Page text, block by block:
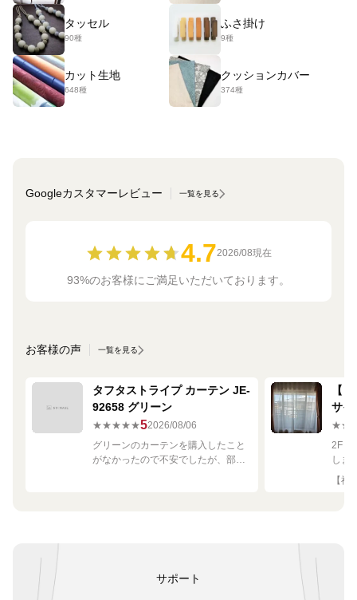
タッセル
90種
ふさ掛け
9種
カット生地
648種
クッションカバー
374種
Googleカスタマーレビュー 一覧を見る
4.72026/08現在
93%のお客様にご満足いただいております。
お客様の声 一覧を見る
タフタストライプ カーテン JE-
92658 グリーン
★★★★★52026/08/06
グリーンのカーテンを購入したこと
がなかったので不安でしたが、部屋
【
サイ
2Fリ
しま
し
で
【神
サポート